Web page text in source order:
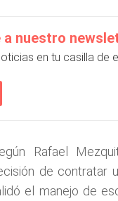
a nuestro
en tu casilla de
Rafael
de contratar
el manejo de